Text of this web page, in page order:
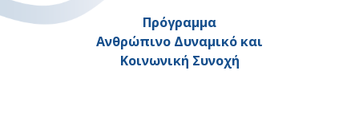
Πρόγραμμα
Ανθρώπινο Δυναμικό και
Κοινωνική Συνοχή